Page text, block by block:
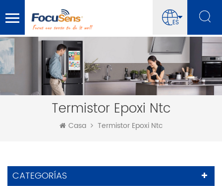
ES
Termistor Epoxi Ntc
Casa Termistor Epoxi Ntc
CATEGORÍAS